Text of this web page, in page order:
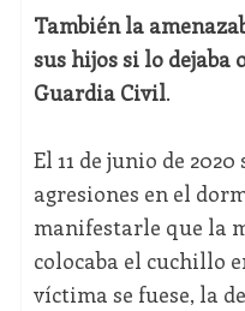
También la
sus hijos si lo dejaba
Guardia Civil.
El 11 de junio de
agresiones en el
manifestarle que la
colocaba el cuchillo
víctima se fuese, la